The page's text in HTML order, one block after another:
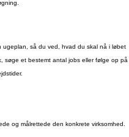
så du ved, hvad du skal nå i løbet
søge et bestemt antal jobs eller følge op på
og målrettede den konkrete virksomhed.